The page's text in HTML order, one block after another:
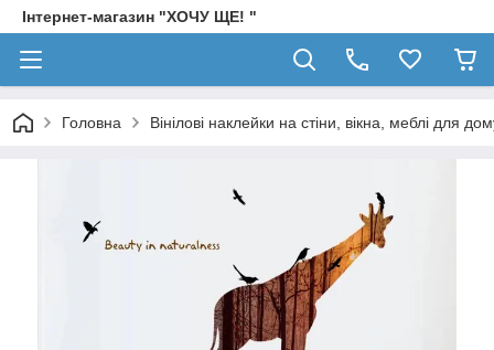
Інтернет-магазин "ХОЧУ ЩЕ! "
Головна Вінілові наклейки на стіни, вікна, меблі для